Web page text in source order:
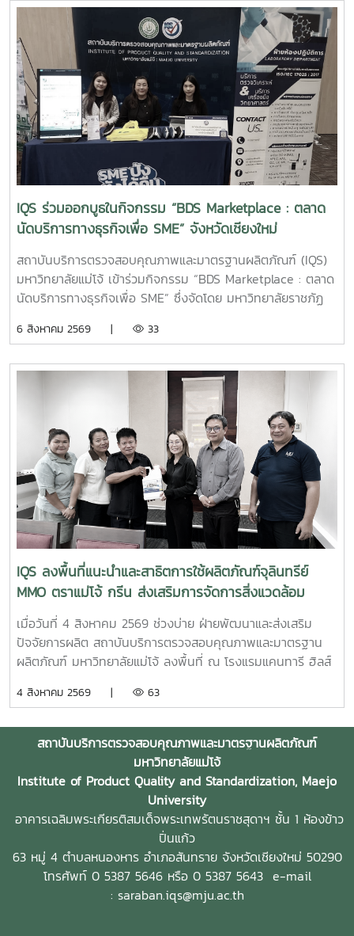
และดูแลพื้นที่ต่าง ๆ ภายในสถานประกอบการ เพื่อเพิ่ม
ประสิทธิภาพในการจัดการด้านสุขอนามัย ลดกลิ่นไม่พึงประสงค์
และสนับสนุนการดำเนินธุรกิจที่เป็นมิตรต่อสิ่งแวดล้อม การ
ลงพื้นที่ในครั้งนี้ นำโดย ผู้ช่วยศาสตราจารย์ ดร.ฉันทนา ซูแสวง
ทรัพย์ รองผู้อำนวยการฝ่ายวิจัยและนวัตกรรม และ นายพัฒน์ โก
จินอก หัวหน้าฝ่ายพัฒนาและส่งเสริมปัจจัยการผลิต พร้อมด้วย
บุคลากรในฝ่าย ได้แก่ นางสาววาสนา กาฬภักดี นักวิทยาศาสตร์
นายสหรัฐ ตั๋นก้อน เจ้าหน้าที่ขายจุลินทรีย์ และ นายนิวัช ออนศรี
ผู้ปฏิบัติงานเกษตร การให้คำแนะนำและสาธิตการใช้งานในครั้งนี้
มุ่งเน้นการถ่ายทอดองค์ความรู้เกี่ยวกับการใช้ผลิตภัณฑ์จุลินทรีย์
ให้เหมาะสมกับพื้นที่ใช้งานจริง พร้อมแลกเปลี่ยนข้อมูลและข้อ
เสนอแนะกับผู้ประกอบการ เพื่อให้สามารถนำผลิตภัณฑ์ไป
ประยุกต์ใช้ได้อย่างเกิดประสิทธิภาพสูงสุด และส่งเสริมการจัดการ
สิ่งแวดล้อมภายในธุรกิจโรงแรมอย่างยั่งยืน สถาบันบริการตรวจ
สอบคุณภาพและมาตรฐานผลิตภัณฑ์ มหาวิทยาลัยแม่โจ้ ยังคง
มุ่งมั่นในการพัฒนา ถ่ายทอดองค์ความรู้ และสนับสนุนการใช้
บริการแก่ภาคธุรกิจและสังคมอย่างต่อเนื่อง
IQS ร่วมออกบูธในกิจกรรม “BDS Marketplace : ตลาด
นัดบริการทางธุรกิจเพื่อ SME” จังหวัดเชียงใหม่
สถาบันบริการตรวจสอบคุณภาพและมาตรฐานผลิตภัณฑ์ (IQS)
มหาวิทยาลัยแม่โจ้ เข้าร่วมกิจกรรม “BDS Marketplace : ตลาด
นัดบริการทางธุรกิจเพื่อ SME” ซึ่งจัดโดย มหาวิทยาลัยราชภัฏ
ข่ายผู้ให้บริการโครงการส่งเสริมผู้ประกอบการผ่านระบบ BDS
จังหวัดเชียงใหม่ เพื่อประชาสัมพันธ์บริการของหน่วยงาน และให้
คำปรึกษาแก่ผู้ประกอบการ SME ในพื้นที่จังหวัดเชียงใหม่และ
จังหวัดใกล้เคียง ฝ่ายบริหารและห้องปฏิบัติการ นำโดย รองผู้
อำนวยการฝ่ายบริหารและห้องปฏิบัติการ นางริมฤทัย พุทธวงค์
พร้อมด้วยบุคลากร ได้แก่ นางสาวสุปราณี แก้วเทียน นัก
วิทยาศาสตร์ นางสาวธนพร ดวงเดช นักวิทยาศาสตร์ นางสาว
ธนาพร สอนหล้าวงศ์ เจ้าหน้าที่บริการลูกค้า ภายในงาน IQS ได้
ร่วมออกบูธแนะนำบริการด้านการตรวจสอบคุณภาพและ
มาตรฐานผลิตภัณฑ์ พร้อมให้คำปรึกษาแก่ผู้ประกอบการเกี่ยวกับ
การพัฒนาผลิตภัณฑ์ การยกระดับมาตรฐานสินค้า และการใช้
บริการผ่านระบบ BDS เพื่อสนับสนุนการเพิ่มขีดความสามารถใน
การแข่งขันของผู้ประกอบการไทย รวมถึงสร้างเครือข่ายความ
ร่วมมือระหว่างหน่วยงานภาครัฐ สถาบันการศึกษา และภาคธุรกิจ
6 สิงหาคม 2569 | 33
IQS ลงพื้นที่แนะนำและสาธิตการใช้ผลิตภัณฑ์จุลินทรีย์
MMO ตราแม่โจ้ กรีน ส่งเสริมการจัดการสิ่งแวดล้อม
สำหรับธุรกิจโรงแรม
เมื่อวันที่ 4 สิงหาคม 2569 ช่วงบ่าย ฝ่ายพัฒนาและส่งเสริม
ปัจจัยการผลิต สถาบันบริการตรวจสอบคุณภาพและมาตรฐาน
ผลิตภัณฑ์ มหาวิทยาลัยแม่โจ้ ลงพื้นที่ ณ โรงแรมแคนทารี ฮิลส์
และสาธิตแนวทางการใช้งานผลิตภัณฑ์จุลินทรีย์ MMO ตราแม่โจ้
พื้นที่ต่าง ๆ ภายในสถานประกอบการ โดยชื่อสถานที่ดังกล่าว
ตรงกับชื่อภาษาไทยที่โรงแรมใช้อย่างเป็นทางการ การลงพื้นที่
ครั้งนี้นำโดย ผู้ช่วยศาสตราจารย์ ดร.ฉันทนา ซูแสวงทรัพย์ รอง
ผู้อำนวยการฝ่ายวิจัยและนวัตกรรม และ นายพัฒน์ โกจินอก
หัวหน้าฝ่ายพัฒนาและส่งเสริมปัจจัยการผลิต พร้อมด้วยบุคลากร
ในฝ่าย ได้แก่ นางสาววาสนา กาฬภักดี นักวิทยาศาสตร์ นาย
สหรัฐ ตั๋นก้อน เจ้าหน้าที่ขายจุลินทรีย์ และ นายนิวัช ออนศรี ผู้
ปฏิบัติงานเกษตรสถาบันบริการตรวจสอบคุณภาพและมาตรฐาน
ผลิตภัณฑ์ มหาวิทยาลัยแม่โจ้ เป็นหน่วยงานที่มุ่งเน้นการวิจัย
พัฒนา และถ่ายทอดองค์ความรู้ด้านปัจจัยการผลิตและการ
4 สิงหาคม 2569 | 63
สถาบันบริการตรวจสอบคุณภาพและมาตรฐานผลิตภัณฑ์
มหาวิทยาลัยแม่โจ้
Institute of Product Quality and Standardization, Maejo
University
อาคารเฉลิมพระเกียรติสมเด็จพระเทพรัตนราชสุดาฯ ชั้น 1 ห้องข้าว
ปิ่นแก้ว
63 หมู่ 4 ตำบลหนองหาร อำเภอสันทราย จังหวัดเชียงใหม่ 50290
โทรศัพท์ 0 5387 5646 หรือ 0 5387 5643 e-mail
: saraban.iqs@mju.ac.th